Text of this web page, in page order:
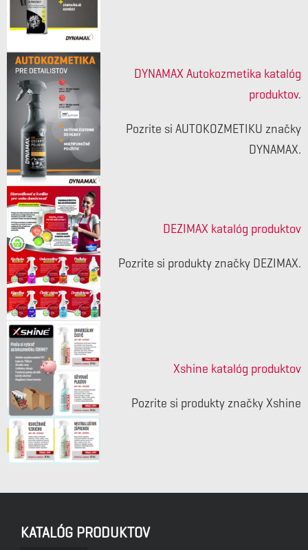
DYNAMAX Autokozmetika katalóg
produktov.
Pozrite si AUTOKOZMETIKU značky
DYNAMAX.
DEZIMAX katalóg produktov
Pozrite si produkty značky DEZIMAX.
Xshine katalóg produktov
Pozrite si produkty značky Xshine
KATALÓG PRODUKTOV